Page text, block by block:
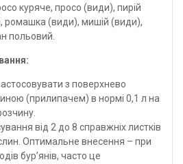
куряче, просо (види), пирій
ромашка (види), мишій (види),
польовий.
з поверхнево
(прилипачем) в нормі 0,1 л на
від 2 до 8 справжніх листків
Оптимальне внесення – при
бур’янів, часто це